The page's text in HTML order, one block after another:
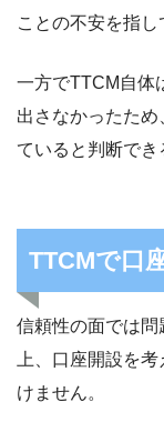
ことの不安を指し
一方でTTCM自体
出さなかったた
ていると判断でき
TTCMで口
信頼性の面では
上、口座開設を
けません。